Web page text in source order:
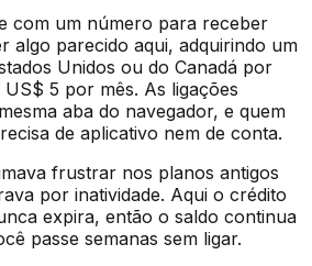
com um número para receber
algo parecido aqui, adquirindo um
Unidos ou do Canadá por
5 por mês. As ligações
aba do navegador, e quem
de aplicativo nem de conta.
frustrar nos planos antigos
por inatividade. Aqui o crédito
expira, então o saldo continua
passe semanas sem ligar.